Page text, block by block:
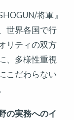
将軍』
世界各国で行
リティの双方
、多様性重視
こだわらない
の実務へのイ